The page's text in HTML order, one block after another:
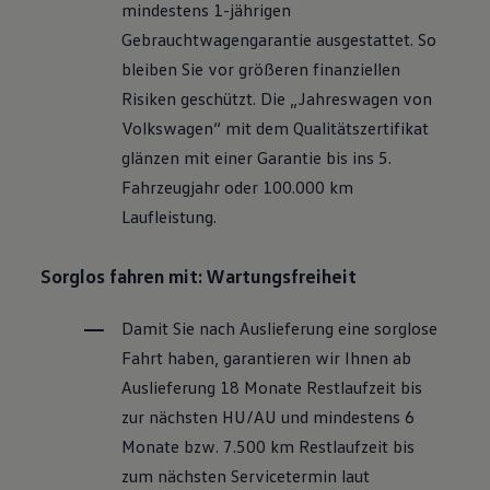
Motorenöl und Flüssigkeiten
Räder und Reifen
Pannen- und Unfallhilfe
Economy Service
Volkswagen Teile
Modellspezifisches Zubehör
Schutz und Pflege
Entertainment und Elektronik
Individualisieren
Wallbox und Ladekabel
Dienste für Ihr Modell finden
Volkswagen Apps, Login und Shop
Updates für Software, Karten und Radio
Über Ihr Auto
Vorgängermodelle
Kundeninformationen
Volkswagen Kundenbetreuung
Warn- und Kontrollleuchten
Assistenzsysteme
Digitale Betriebsanleitung
mindestens 1-jährigen
Gebrauchtwagengarantie ausgestattet. So
bleiben Sie vor größeren finanziellen
Risiken geschützt. Die „Jahreswagen von
Volkswagen“ mit dem Qualitätszertifikat
glänzen mit einer Garantie bis ins 5.
Fahrzeugjahr oder 100.000 km
Laufleistung.
Sorglos fahren mit: Wartungsfreiheit
Damit Sie nach Auslieferung eine sorglose
Fahrt haben, garantieren wir Ihnen ab
Auslieferung 18 Monate Restlaufzeit bis
zur nächsten HU/AU und mindestens 6
Monate bzw. 7.500 km Restlaufzeit bis
zum nächsten Servicetermin laut